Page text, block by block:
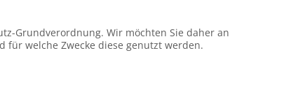
Grundverordnung. Wir möchten Sie daher an
welche Zwecke diese genutzt werden.